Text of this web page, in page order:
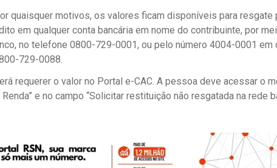
quaisquer motivos, os valores ficam disponíveis para resgate
em qualquer conta bancária em nome do contribuinte, por
no telefone 0800-729-0001, ou pelo número 4004-0001 em
729-0088.
requerer o valor no Portal e-CAC. A pessoa deve acessar o
e no campo “Solicitar restituição não resgatada na rede